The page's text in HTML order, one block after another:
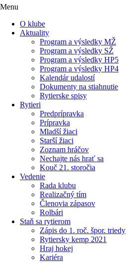
Menu
O klube
Aktuality
Program a výsledky MŽ
Program a výsledky SŽ
Program a výsledky HP5
Program a výsledky HP4
Kalendár udalostí
Dokumenty na stiahnutie
Rytierske spisy
Rytieri
Predprípravka
Prípravka
Mladší žiaci
Starší žiaci
Zoznam hráčov
Nechajte nás hrať sa
Kouč 21. storočia
Vedenie
Rada klubu
Realizačný tím
Členovia zápasov
Rolbári
Staň sa rytierom
Zápis do 1. roč. špor. triedy
Rytiersky kemp 2021
Hraj hokej
Kariéra